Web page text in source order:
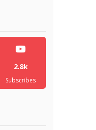
2.8k
Subscribes